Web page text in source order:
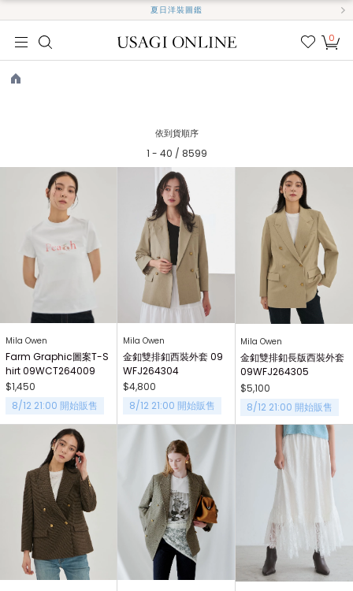
夏日洋裝圖鑑
我的
0
依到貨順序
1 - 40 / 8599
Mila Owen
Farm Graphic圖案T-S
hirt 09WCT264009
$1,450
8/12 21:00 開始販售
Mila Owen
金釦雙排釦西裝外套 09
WFJ264304
$4,800
8/12 21:00 開始販售
Mila Owen
金釦雙排釦長版西裝外套
09WFJ264305
$5,100
8/12 21:00 開始販售